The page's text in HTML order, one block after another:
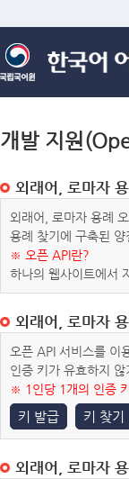
개발 지원
외래어, 로마자
외래어, 로마자 용례
용례 찾기에 구축된
※ 오픈 API란?
하나의 웹사이트에서
외래어, 로마자
오픈 API 서비스를 이
인증 키가 유효하지
※ 1인당 1개의 인증
키 발급 키 찾기
외래어, 로마자